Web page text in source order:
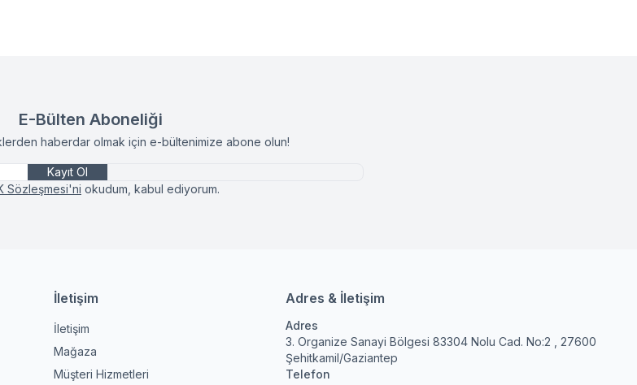
E-Bülten Aboneliği
haberdar olmak için e-bültenimize abone olun!
Kayıt Ol
Sözleşmesi'ni okudum, kabul ediyorum.
İletişim
İletişim
Mağaza
Müşteri Hizmetleri
Adres & İletişim
Adres
3. Organize Sanayi Bölgesi 83304 Nolu Cad. No:2 , 27600
Şehitkamil/Gaziantep
Telefon